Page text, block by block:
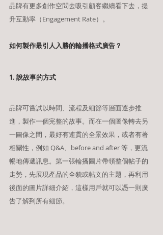
品牌有更多創作空問去吸引顧客繼續看下去，提
升互動率（Engagement Rate）。
如何製作最引人入勝的輪播格式廣告？
1. 說故事的方式
品牌可嘗試以時間、流程及細節等層面逐步推
進，製作一個完整的故事。而在一個圖像轉去另
一圖像之間，最好有連貫的全景效果，或者有著
相關性，例如 Q&A、before and after 等，更流
暢地傳遞訊息。第一張輪播圖片帶領整個帖子的
走勢，先展現產品的全貌或帖文的主題，再利用
後面的圖片詳細介紹，這樣用戶就可以憑一則廣
告了解到所有細節。